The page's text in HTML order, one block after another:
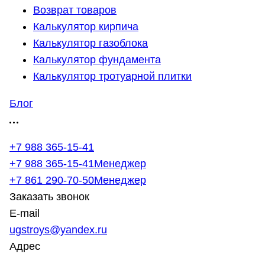
Возврат товаров
Калькулятор кирпича
Калькулятор газоблока
Калькулятор фундамента
Калькулятор тротуарной плитки
Блог
+7 988 365-15-41
+7 988 365-15-41Менеджер
+7 861 290-70-50Менеджер
Заказать звонок
E-mail
ugstroys@yandex.ru
Адрес